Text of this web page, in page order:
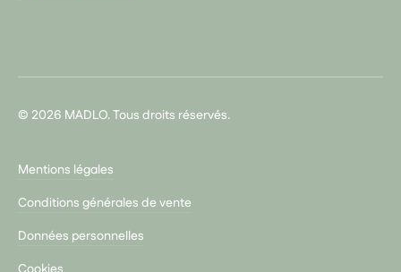
© 2026 MADLO. Tous droits réservés.
Mentions légales
Conditions générales de vente
Données personnelles